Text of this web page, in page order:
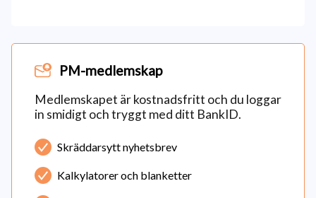
PM-medlemskap
Medlemskapet är kostnadsfritt och du loggar
in smidigt och tryggt med ditt BankID.
Skräddarsytt nyhetsbrev
Kalkylatorer och blanketter